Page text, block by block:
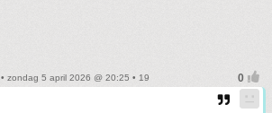
• zondag 5 april 2026 @ 20:25 • 19